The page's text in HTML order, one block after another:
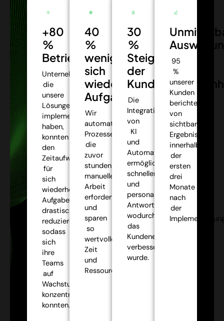
+80
%
Betriebseffizienz:
Unternehmen,
die
unsere
Lösungen
implementiert
haben,
konnten
den
Zeitaufwand
für
sich
wiederholende
Aufgaben
drastisch
reduzieren,
sodass
sich
ihre
Teams
auf
Wachstumsstrategien
konzentrieren
konnten.
40
%
weniger
sich
wiederholende
Aufgaben:
Wir
automatisieren
Prozesse,
die
zuvor
stundenlange
manuelle
Arbeit
erforderten,
und
sparen
so
wertvolle
Zeit
und
Ressourcen.
30
%
Steigerung
der
Die
Integration
von
KI
und
Automatisierung
ermöglichte
schnellere
und
personalisiertere
Antworten,
wodurch
das
Kundenerlebnis
verbessert
wurde.
95
%
unserer
Kunden
berichteten
von
sichtbaren
Ergebnissen
innerhalb
der
ersten
drei
Monate
nach
der